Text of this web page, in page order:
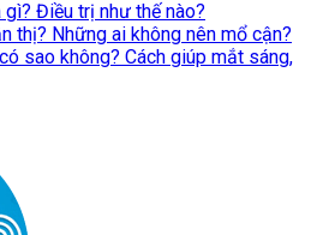
Điều trị như thế nào?
thị? Những ai không nên mổ cận?
sao không? Cách giúp mắt sáng,